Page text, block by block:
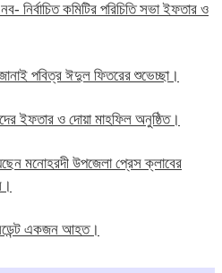
নির্বাচিত কমিটির পরিচিতি সভা ইফতার ও
পবিত্র ঈদুল ফিতরের শুভেচ্ছা।
ইফতার ও দোয়া মাহফিল অনুষ্ঠিত।
মনোহরদী উপজেলা প্রেস ক্লাবের
একজন আহত।